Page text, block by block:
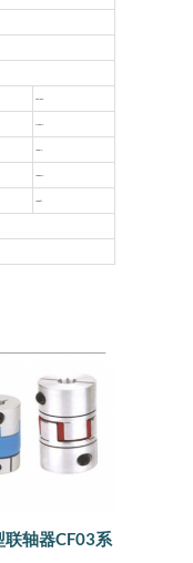
15V~30V
4~20mA
<35mA
<0.05mA
<600Ω
联轴器CF03系